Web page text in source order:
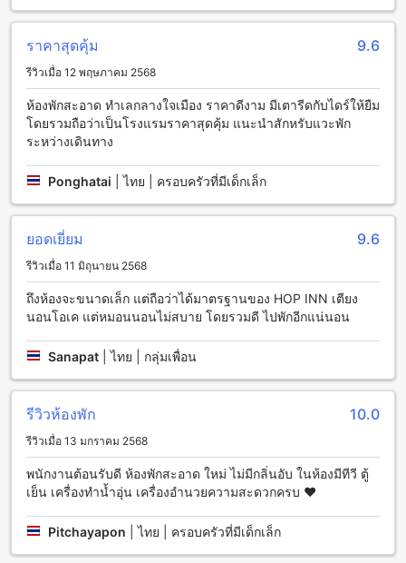
อาหารจีน อาหารญี่ปุ่น และอาหารทะเล เชื่อว่าทุกคนสามารถหา
เมนูที่ชื่นชอบได้แน่นอน
นอกจากนี้ยังมีบาร์ที่ให้บริการเครื่องดื่มที่หลากหลาย ทั้งเครื่องดื่ม
อัลคอฮอล์และออร์เดอร์เดิมพันซึ่งจะทำให้คุณสามารถผ่อนคลาย
และสนุกไปกับเพื่อนๆ หรือคนใกล้ชิดได้อย่างสบายใจ
ห้องพักที่น่าตื่นเต้นที่ฮ็อป อินน์ หนองคาย (SHA Extra Plus)
เลือกสรรค์สำหรับผู้เข้าพักที่ต้องการประสบการณ์ที่น่าตื่นเต้นใน
หนองคาย ห้องพักมีให้เลือกสองประเภท ได้แก่ Standard Double
ขนาด 20 ตารางเมตร และ Standard Twin ขนาด 20 ตาราง
เมตร ทั้งสองประเภทนี้มีพื้นที่กว้างขวางเพียงพอสำหรับการพักผ่อน
อย่างสบาย ที่นี่คุณจะได้สัมผัสกับความสะดวกสบายและความเป็น
ส่วนตัวที่มีให้คุณเองเมื่อมาพักที่ฮ็อป อินน์ หนองคาย (SHA Extra
Plus) อีกทั้งยังมีราคาที่ดีที่สุดและประสบการณ์ในการจองที่ง่าย
และไม่ยุ่งยากเมื่อคุณจองผ่าน Agoda
แม่น้ำโขง มีอากาศเย็นสบายตลอดปี และเป็นที่ตั้งของฮ็อป อินน์
หนองคาย (SHA Extra Plus) โรงแรมที่ให้บริการคุณภาพและ
เที่ยวหลากหลายในเมืองหนองคาย ทำให้เป็นจุดหมายปลายทางที่
สะดวกสบายสำหรับนักท่องเที่ยวที่ต้องการสำรวจเมืองหนองคาย
หนองคายเป็นเมืองที่มีประวัติศาสตร์และวัฒนธรรมที่น่าสนใจ นัก
ท่องเที่ยวสามารถเยี่ยมชมวัดแห่งแรกของหนองคาย วัดพระธาตุ
เจดีย์หลวง ที่มีเจดีย์ทรงสูงสวยงามและวิวที่สวยงามของเมือง
หนองคาย นอกจากนี้ยังมีสถานที่ท่องเที่ยวอื่นๆ เช่น สวน
สาธารณะเทศบาลหนองคาย ที่มีบรรยากาศเงียบสงบและสวยงาม
ราคาสุดคุ้ม 9.6
รีวิวเมื่อ 12 พฤษภาคม 2568
ห้องพักสะอาด ทำเลกลางใจเมือง ราคาดีงาม มีเตารีดกับไดร์ให้ยืม
โดยรวมถือว่าเป็นโรงแรมราคาสุดคุ้ม แนะนำสักหรับแวะพัก
ระหว่างเดินทาง
Ponghatai |ไทย | ครอบครัวที่มีเด็กเล็ก
ยอดเยี่ยม 9.6
รีวิวเมื่อ 11 มิถุนายน 2568
ถึงห้องจะขนาดเล็ก แต่ถือว่าได้มาตรฐานของ HOP INN เตียง
นอนโอเค แต่หมอนนอนไม่สบาย โดยรวมดี ไปพักอีกแน่นอน
Sanapat |ไทย | กลุ่มเพื่อน
รีวิวห้องพัก 10.0
รีวิวเมื่อ 13 มกราคม 2568
พนักงานต้อนรับดี ห้องพักสะอาด ใหม่ ไม่มีกลิ่นอับ ในห้องมีทีวี ตู้
เย็น เครื่องทำน้ำอุ่น เครื่องอำนวยความสะดวกครบ ❤️
Pitchayapon |ไทย | ครอบครัวที่มีเด็กเล็ก